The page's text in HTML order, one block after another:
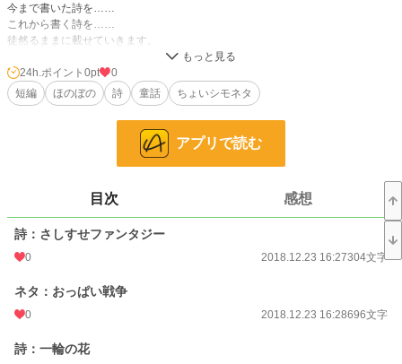
今まで書いた詩を……
これから書く詩を……
徒然るままに載せていきます。
また。ジャンルがなにになるかわかりませんのでおそらく一番近い「児童書・童
話」で書かせていただきます。
4,657 位 / 4,657 件
0 pt
文字数 101,690
初回公開日時 2018.12.23 16:27
24h.ポイント 0pt
0
短編
ほのぼの 詩 童話 ちょいシモネタ
アプリで読む
目次 感想
詩：さしすせファンタジー
0 2018.12.23 16:27304文字
ネタ：おっぱい戦争
0 2018.12.23 16:28696文字
詩：一輪の花